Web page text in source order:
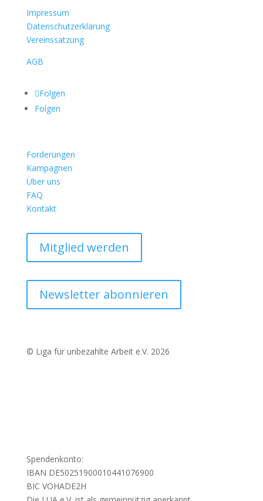
Impressum
Datenschutzerklärung
Vereinssatzung
AGB
Folgen
Folgen
Forderungen
Kampagnen
Über uns
FAQ
Kontakt
Mitglied werden
Newsletter abonnieren
© Liga für unbezahlte Arbeit e.V. 2026
Spendenkonto:
IBAN DE50251900010441076900
BIC VOHADE2H